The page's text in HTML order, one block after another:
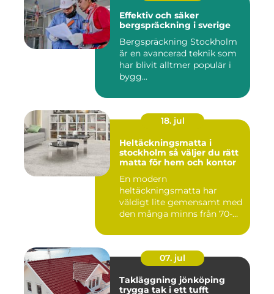
Effektiv och säker
bergspräckning i sverige
Bergspräckning Stockholm
är en avancerad teknik som
har blivit alltmer populär i
bygg...
18. jul
Heltäckningsmatta i
stockholm så väljer du rätt
matta för hem och kontor
En modern
heltäckningsmatta har
väldigt lite gemensamt med
den många minns från 70-
07. jul
Takläggning jönköping
trygga tak i ett tufft